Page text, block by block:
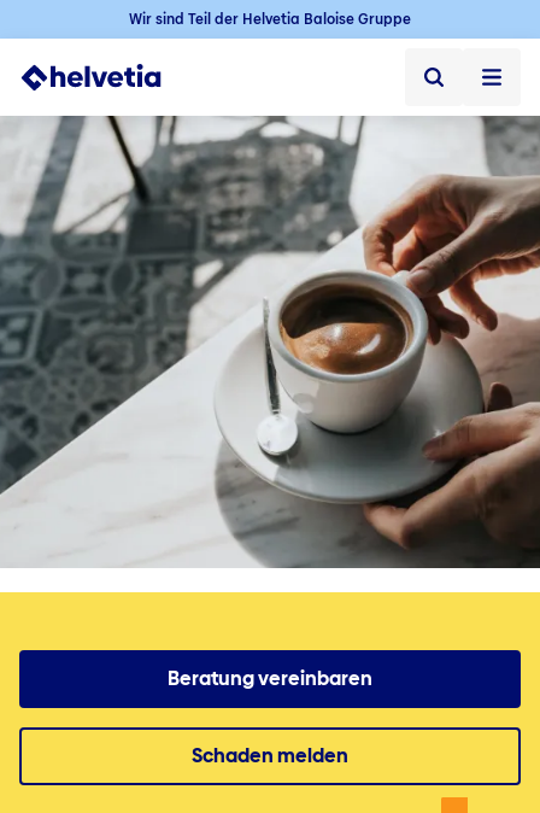
Wir sind Teil der Helvetia Baloise Gruppe
Privatkunden
Firmenkunden
Vertriebspartner
Unternehmen
Kontakt & Service
Jobs
Beratung vereinbaren
Schaden melden